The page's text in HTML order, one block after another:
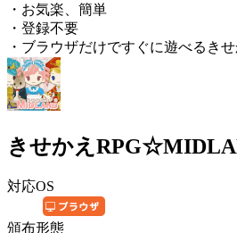
・お気楽、簡単
・登録不要
・ブラウザだけですぐに遊べるき
きせかえ
対応OS
頒布形態